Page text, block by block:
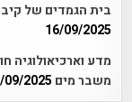
בית הגמדים של
16/09/2025
מדע וארכיאולוגיה
משבר מים 09/2025